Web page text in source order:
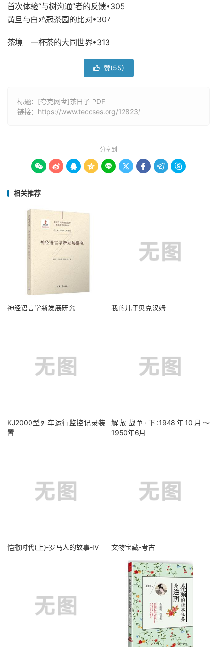
首次体验“与树沟通”者的反馈•305
黄旦与白鸡冠茶园的比对•307
茶境 一杯茶的大同世界•313
 赞(55)
标题：[夸克网盘]茶日子 PDF
链接： https://www.teccses.org/12823/
分享到
        
相关推荐
神经语言学新发展研究 我的儿子贝克汉姆
KJ2000型列车运行监控记录装
置
解放战争·下:1948年10月～
1950年6月
恺撒时代(上)-罗马人的故事-IV 文物宝藏-考古